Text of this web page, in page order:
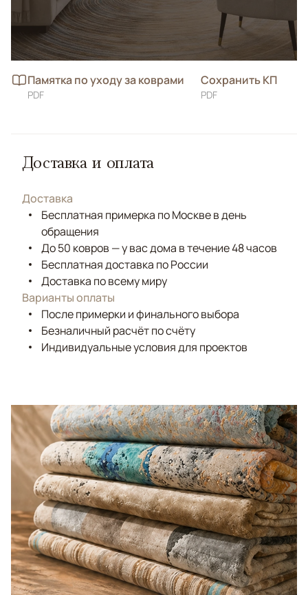
Памятка по уходу за коврами
PDF
Сохранить КП
PDF
Доставка и оплата
Доставка
Бесплатная примерка по Москве в день
обращения
До 50 ковров — у вас дома в течение 48 часов
Бесплатная доставка по России
Доставка по всему миру
Варианты оплаты
После примерки и финального выбора
Безналичный расчёт по счёту
Индивидуальные условия для проектов